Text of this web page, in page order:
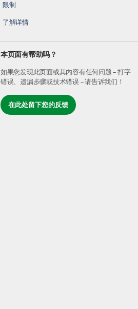
限制
了解详情
本页面有帮助吗？
如果您发现此页面或其内容有任何问题 – 打字
错误、遗漏步骤或技术错误 – 请告诉我们！
在此处留下您的反馈